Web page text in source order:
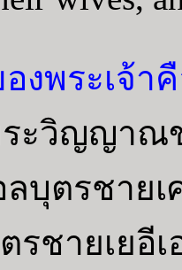
งพระเจ้า
ระวิญญาณ
บุตรชาย
รชายเยอี